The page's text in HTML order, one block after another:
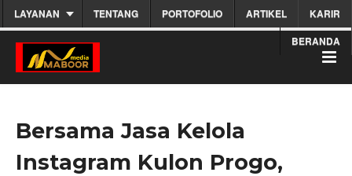
KARIR
ARTIKEL
PORTOFOLIO
TENTANG
LAYANAN
BERANDA
Bersama Jasa Kelola
Instagram Kulon Progo,